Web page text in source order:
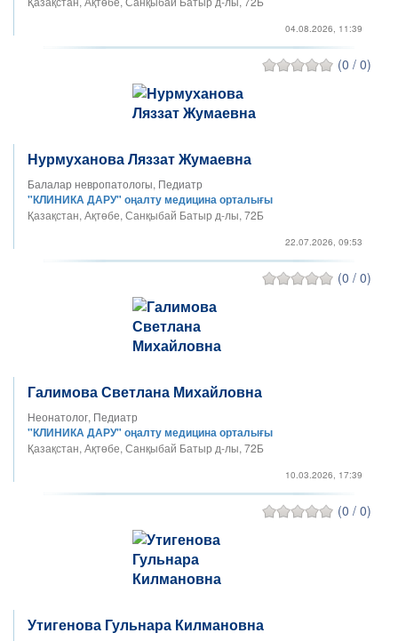
04.08.2026, 11:39
(0 / 0)
Нурмуханова Ляззат Жумаевна
Балалар невропатологы, Педиатр
"КЛИНИКА ДАРУ" оңалту медицина орталығы
Қазақстан, Ақтөбе, Санқыбай Батыр д-лы, 72Б
22.07.2026, 09:53
(0 / 0)
Галимова Светлана Михайловна
Неонатолог, Педиатр
"КЛИНИКА ДАРУ" оңалту медицина орталығы
Қазақстан, Ақтөбе, Санқыбай Батыр д-лы, 72Б
10.03.2026, 17:39
(0 / 0)
Утигенова Гульнара Килмановна